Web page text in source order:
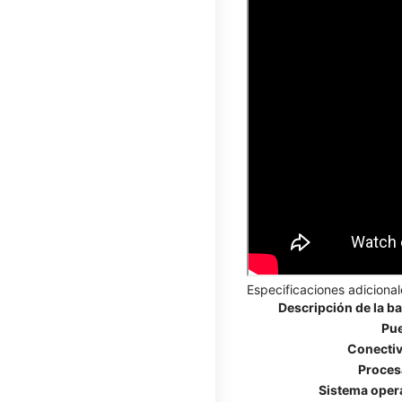
Especificaciones
Descripción de la
Sistema